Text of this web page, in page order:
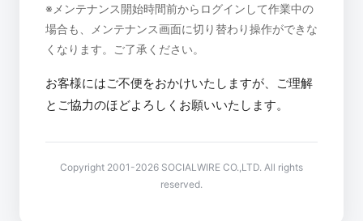
※メンテナンス開始時間前からログインして作業中の
場合も、メンテナンス画面に切り替わり操作ができな
くなります。ご了承ください。
お客様にはご不便をおかけいたしますが、ご理解
とご協力のほどよろしくお願いいたします。
Copyright 2001-2026 SOCIALWIRE CO.,LTD. All rights
reserved.